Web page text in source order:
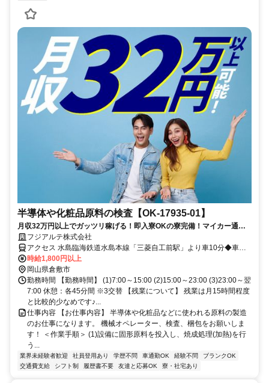
半導体や化粧品原料の検査【OK-17935-01】
月収32万円以上でガッツリ稼げる！即入寮OKの寮完備！マイカー通勤
もOK！平日休みで混雑回避♪
フジアルテ株式会社
アクセス 水島臨海鉄道水島本線「三菱自工前駅」より車10分◆車通
勤可
時給1,800円以上
岡山県倉敷市
勤務時間 【勤務時間】 (1)7:00～15:00 (2)15:00～23:00 (3)23:00～翌
7:00 休憩：各45分間 ※3交替 【残業について】 残業は月15時間程度
と比較的少なめです♪...
仕事内容 【お仕事内容】 半導体や化粧品などに使われる原料の製造
のお仕事になります。 機械オペレーター、検査、梱包をお願いしま
す！ ＜作業手順＞ (1)設備に固形原料を投入し、焼成処理(加熱)を行
う...
業界未経験者歓迎 社員登用あり 学歴不問 車通勤OK 経験不問
ブランクOK
交通費支給
シフト制 履歴書不要 友達と応募OK 寮・社宅あり